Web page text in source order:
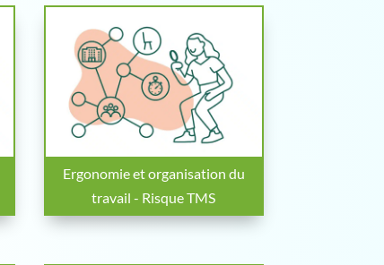
Ergonomie et organisation du
travail - Risque TMS